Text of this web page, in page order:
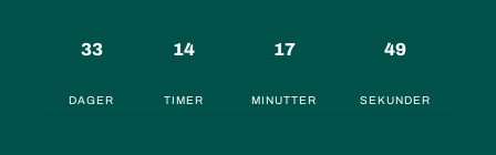
33
DAGER
14
TIMER
17
MINUTTER
49
SEKUNDER